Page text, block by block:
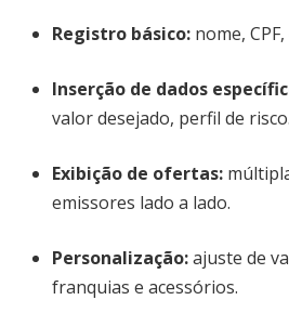
Registro básico: nome,
Inserção de dados
valor desejado, perfil de risco.
Exibição de ofertas:
emissores lado a lado.
Personalização:ajuste de
franquias e acessórios.